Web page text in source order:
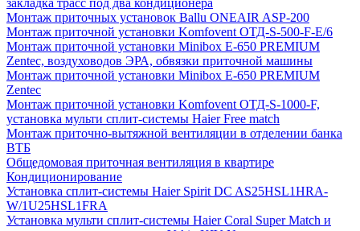
закладка трасс под два кондиционера
Монтаж приточных установок Ballu ONEAIR ASP-200
Монтаж приточной установки Komfovent ОТД-S-500-F-E/6
Монтаж приточной установки Minibox E-650 PREMIUM
Zentec, воздуховодов ЭРА, обвязки приточной машины
Монтаж приточной установки Minibox E-650 PREMIUM
Zentec
Монтаж приточной установки Komfovent ОТД-S-1000-F,
установка мульти сплит-системы Haier Free match
Монтаж приточно-вытяжной вентиляции в отделении банка
ВТБ
Общедомовая приточная вентиляция в квартире
Кондиционирование
Установка сплит-системы Haier Spirit DC AS25HSL1HRA-
W/1U25HSL1FRA
Установка мульти сплит-системы Haier Coral Super Match и